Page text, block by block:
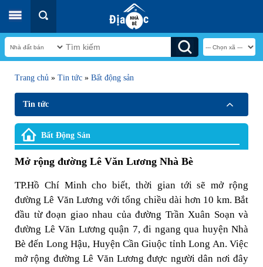
Trang chủ » Tin tức » Bất động sản
Tin tức
Bất Động Sản
Mở rộng đường Lê Văn Lương Nhà Bè
TP.Hồ Chí Minh cho biết, thời gian tới sẽ mở rộng
đường Lê Văn Lương với tổng chiều dài hơn 10 km. Bắt
đầu từ đoạn giao nhau của đường Trần Xuân Soạn và
đường Lê Văn Lương quận 7, đi ngang qua huyện Nhà
Bè đến Long Hậu, Huyện Cần Giuộc tỉnh Long An. Việc
mở rộng đường Lê Văn Lương được người dân nơi đây